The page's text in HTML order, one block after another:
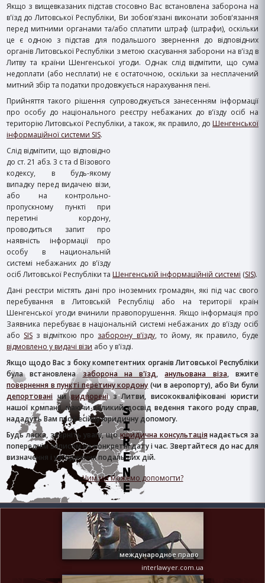
Якщо з вищевказаних підстав стосовно Вас встановлена заборона на
в'їзд до Литовської Республіки, Ви зобов'язані виконати зобов'язання
перед митними органами та/або сплатити штраф (штрафи), оскільки
це є одною з підстав для подальшого звернення до відповідних
органів Литовської Республіки з метою скасування заборони на в'їзд в
Литву та країни Шенгенської угоди. Однак слід відмітити, що сума
недоплати (або несплати) не є остаточною, оскільки за несплачений
митний збір та податки продовжується нарахування пені.
Прийняття такого рішення супроводжується занесенням інформації
про особу до національного реєстру небажаних до в'їзду осіб на
територію Литовської Республіки, а також, як правило, до Шенгенської
інформаційної системи SIS.
Слід відмітити, що відповідно
до ст. 21 абз. 3 c та d Візового
кодексу, в будь-якому
випадку перед видачею візи,
або на контрольно-
пропускному пункті при
перетині кордону,
проводиться запит про
наявність інформації про
особу в национальній
системі небажаних до в'їзду
осіб Литовської Республіки та Шенгенській інформаційній системі (SIS).
Дані реєстри містять дані про іноземних громадян, які під час свого
перебування в Литовській Республіці або на території країн
Шенгенської угоди вчинили правопорушення. Якщо інформація про
Заявника перебуває в національній системі небажаних до в'їзду осіб
або SIS з відміткою про заборону в'їзду, то йому, як правило, буде
відмовлено у видачі візи або у в'їзді.
Якщо щодо Вас з боку компетентних органів Литовської Республіки
була встановлена​​заборона на в'їзд,анульована віза, вжите
повернення в пункті перетину кордону (чи в аеропорту), або Ви були
депортовані чивидвореніз Литви, висококваліфіковані юристи
нашої компанії, маючи великий досвід ведення такого роду справ,
нададуть Вам професійну юридичну допомогу.
Будь ласка, зверніть увагу, що юридична консультаціянадається за
попереднім записом на конкретні дату і час. Звертайтеся до нас для
визначення і узгодження подальших дій.
Чим ми можемо допомогти?
международное право
interlawyer.com.ua